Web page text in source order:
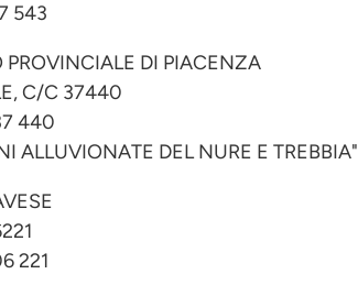
543
DI PIACENZA
C/C 37440
440
ALLUVIONATE DEL NURE E TREBBIA"
221